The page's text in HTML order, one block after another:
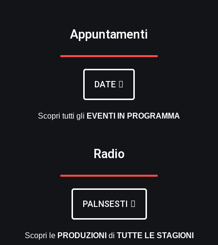
Appuntamenti
DATE
Scopri tutti gli EVENTI IN PROGRAMMA
Radio
PALNSESTI
Scopri le PRODUZIONI di TUTTE LE STAGIONI